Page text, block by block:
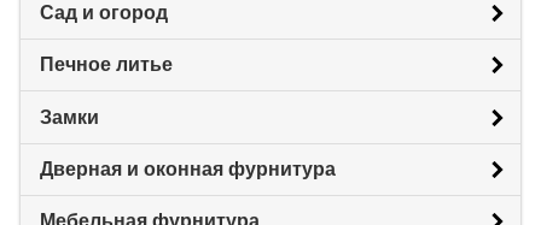
Сад и огород
Печное литье
Замки
Дверная и оконная фурнитура